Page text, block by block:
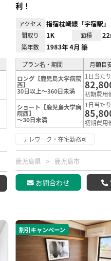
利！
アクセス 指宿枕崎線「宇宿駅」
間取り 1K 面積
築年数 1983年 4月 築
プラン名・期間
月額目
ロング【鹿児島大学病院
西】
30日以上～360日未満
1日当た
初期費用
ショート【鹿児島大学病
院西】
～30日未満
1日当た
初期費用
テレワーク・在宅勤務可
鹿児島県 鹿児島市
お問合わせ
割引キャンペーン